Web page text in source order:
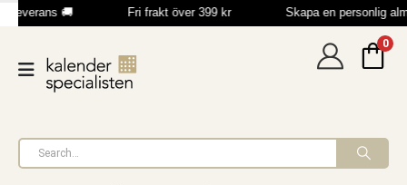
leverans 🚚 Fri frakt över 399 kr Skapa en personlig
0